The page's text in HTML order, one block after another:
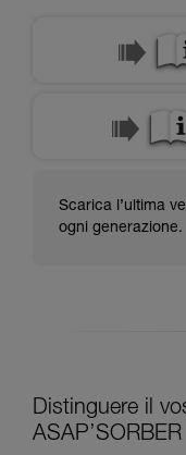
Scarica l’ultima
ogni generazione.
Distinguere il
ASAP’SORBER